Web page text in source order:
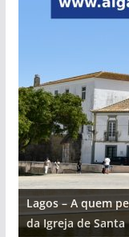
Lagos – A quem
da Igreja de